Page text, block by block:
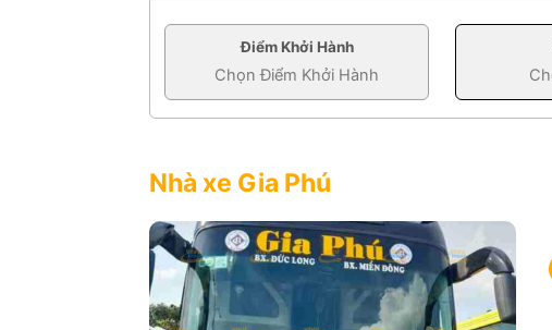
Điểm Khởi Hành
Nhà xe Gia Phú